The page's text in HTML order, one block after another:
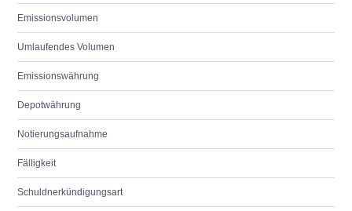
Emissionsvolumen
Umlaufendes Volumen
Emissionswährung
Depotwährung
Notierungsaufnahme
Fälligkeit
Schuldnerkündigungsart